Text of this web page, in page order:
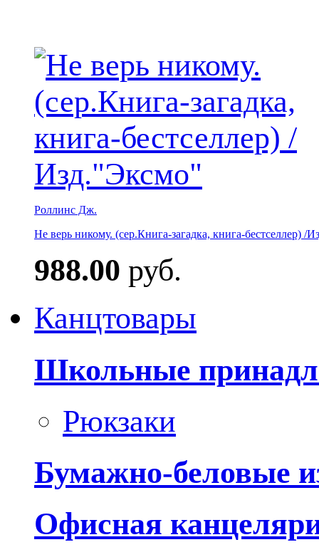
Роллинс Дж.
Не верь никому. (сер.Книга-загадка, книга-бестселлер) /
988.00 руб.
Канцтовары
Школьные
Рюкзаки
Бумажно-беловые
Офисная